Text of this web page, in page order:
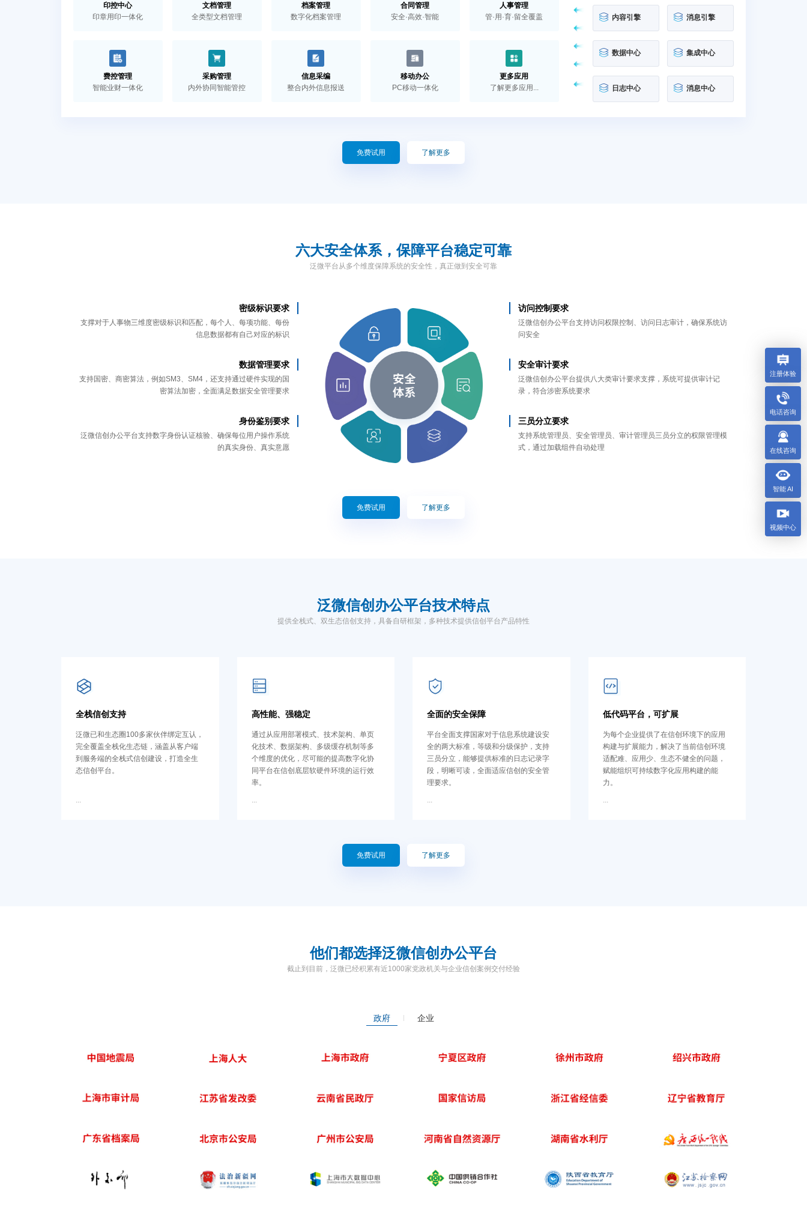
印控中心
印章用印一体化
文档管理
全类型文档管理
档案管理
数字化档案管理
合同管理
安全·高效·智能
人事管理
管·用·育·留全覆盖
费控管理
智能业财一体化
采购管理
内外协同智能管控
信息采编
整合内外信息报送
移动办公
PC移动一体化
更多应用
了解更多应用...
内容引擎 消息引擎
数据中心 集成中心
日志中心 消息中心
免费试用 了解更多
六大安全体系 ，保障平台稳定可靠
泛微平台从多个维度保障系统的安全性，真正做到安全可靠
密级标识要求
支撑对于人事物三维度密级标识和匹配，每个人、每项功能、每份
信息数据都有自己对应的标识
数据管理要求
支持国密、商密算法，例如SM3、SM4，还支持通过硬件实现的国
密算法加密，全面满足数据安全管理要求
身份鉴别要求
泛微信创办公平台支持数字身份认证核验、确保每位用户操作系统
的真实身份、真实意愿
访问控制要求
泛微信创办公平台支持访问权限控制、访问日志审计，确保系统访
问安全
安全审计要求
泛微信创办公平台提供八大类审计要求支撑，系统可提供审计记
录，符合涉密系统要求
三员分立要求
支持系统管理员、安全管理员、审计管理员三员分立的权限管理模
式，通过加载组件自动处理
免费试用 了解更多
泛微信创办公平台技术特点
提供全栈式、双生态信创支持，具备自研框架，多种技术提供信创平台产品特性
全栈信创支持
泛微已和生态圈100多家伙伴绑定互认，
完全覆盖全栈化生态链，涵盖从客户端
到服务端的全栈式信创建设，打造全生
态信创平台。
...
高性能、强稳定
通过从应用部署模式、技术架构、单页
化技术、数据架构、多级缓存机制等多
个维度的优化，尽可能的提高数字化协
同平台在信创底层软硬件环境的运行效
率。
...
全面的安全保障
平台全面支撑国家对于信息系统建设安
全的两大标准，等级和分级保护，支持
三员分立，能够提供标准的日志记录字
段，明晰可读，全面适应信创的安全管
理要求。
...
低代码平台，可扩展
为每个企业提供了在信创环境下的应用
构建与扩展能力，解决了当前信创环境
适配难、应用少、生态不健全的问题，
赋能组织可持续数字化应用构建的能
力。
...
免费试用 了解更多
他们都选择泛微信创办公平台
截止到目前， 泛微已经积累有近1000家党政机关与企业信创案例交付经验
政府 企业
注册体验
电话咨询
在线咨询
智能 AI
视频中心